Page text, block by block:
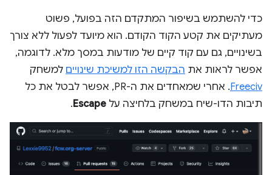
כדי להשתמש בשיפור המתקדם הזה בפועל, פשוט
מעתיקים את קטע הקוד הקודם. הוא מיועד לפעול ללא צורך
בשינויים, גם עם קוד קיים של מודעות במסך מלא. לדוגמה,
אפשר לראות את הבקשה הזו למשיכת שינויים למשחק
Freeciv
. אחרי שמאחדים את ה-PR, אפשר לבטל את כל
תיבות הדו-שיח במשחק בלחיצה על Escape
.